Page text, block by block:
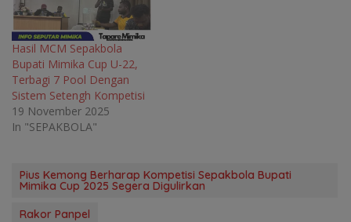
Hasil MCM Sepakbola
Bupati Mimika Cup U-22,
Terbagi 7 Pool Dengan
Sistem Setengh Kompetisi
19 November 2025
In "SEPAKBOLA"
Pius Kemong Berharap Kompetisi Sepakbola Bupati
Mimika Cup 2025 Segera Digulirkan
Rakor Panpel